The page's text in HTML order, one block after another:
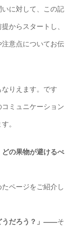
いに対して、この記
からスタートし、
意点についてお伝
りえます。です
ミュニケーション
。
の果物が避けるべ
ページをご紹介し
うだろう？」――そ